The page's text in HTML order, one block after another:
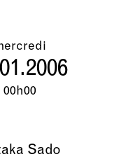
00h00
Sado